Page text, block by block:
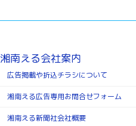
湘南える会社案内
広告掲載や折込チラシについて
湘南える広告専用お問合せフォーム
湘南える新聞社会社概要